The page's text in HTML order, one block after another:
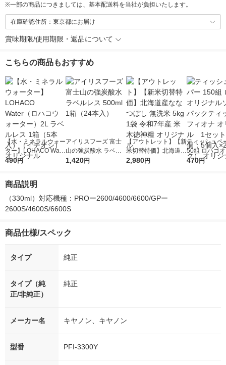
※一部の商品につきましては、基本配送料を当社が負担いたします。
在庫確認住所：東京都にお届け
賞味期限/使用期限・返品について
こちらの商品もおすすめ
【水・ミネラルウォー
ター】LOHACO Wate
r（ロハコウォータ
シ） オリジナル
490円
アイリスフーズ 富士
山の強炭酸水 ラベル
レス 500ml 1箱（24
1,420円
【アウトレット】【新
米切替特価】北海道産
ななつぼし 無洗米 5k
2,980円
ティッシュペ
50組 ロハコ
ルソフトパッ
470円
商品説明
（330ml）対応機種：PROー2600/4600/6600/GPー
2600S/4600S/6600S
商品仕様/スペック
タイプ 純正
タイプ（純
正/非純正）
純正
メーカー名 キヤノン、キヤノン
型番 PFI-3300Y